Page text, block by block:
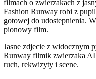
filmach o zwierzakach z
Fashion Runway robi z
gotowej do udostepnienia.
pionowy film.
Jasne zdjecie z widocznym
Runway filmik zwierzaka
ruch, rekwizyty i scene.